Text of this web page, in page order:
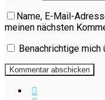
Name, E-Mail-
meinen nächsten
Benachrichtige mich